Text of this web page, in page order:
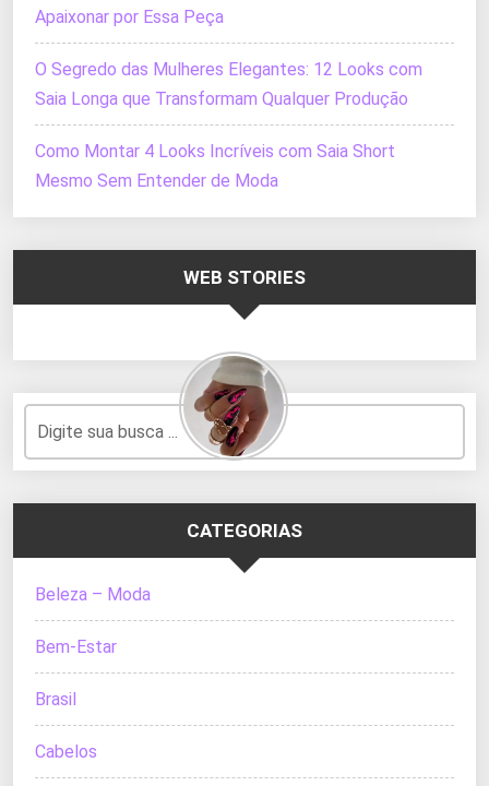
Apaixonar por Essa Peça
O Segredo das Mulheres Elegantes: 12 Looks com
Saia Longa que Transformam Qualquer Produção
Como Montar 4 Looks Incríveis com Saia Short
Mesmo Sem Entender de Moda
WEB STORIES
CATEGORIAS
Beleza – Moda
Bem-Estar
Brasil
Cabelos